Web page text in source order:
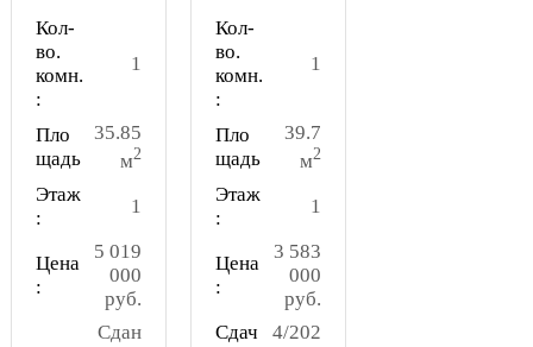
Кол-
во.
комн.
:
1
Пло
щадь
35.85
м2
Этаж
:
1
Цена
:
5 019
000
руб.
Сдан
Кол-
во.
комн.
:
1
Пло
щадь
39.7
м2
Этаж
:
1
Цена
:
3 583
000
руб.
Сдач
4/202